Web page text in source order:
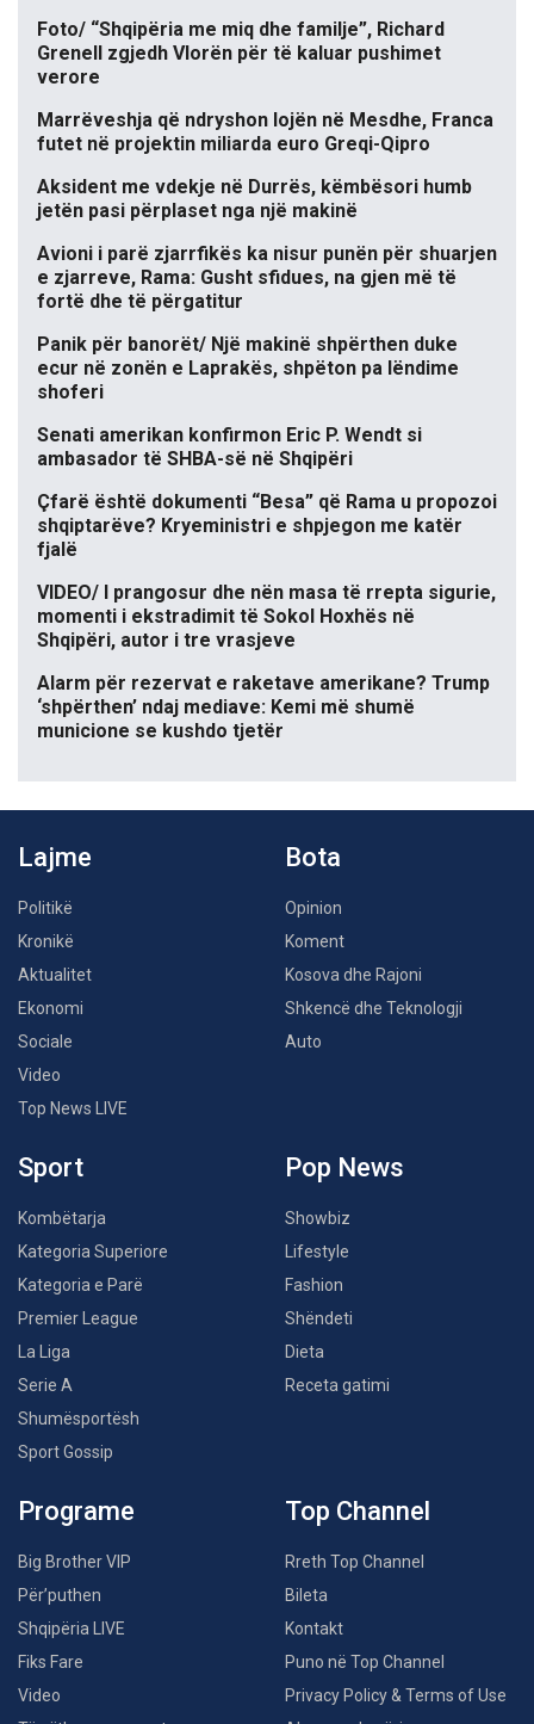
Foto/ “Shqipëria me miq dhe familje”, Richard
Grenell zgjedh Vlorën për të kaluar pushimet
verore
Marrëveshja që ndryshon lojën në Mesdhe, Franca
futet në projektin miliarda euro Greqi-Qipro
Aksident me vdekje në Durrës, këmbësori humb
jetën pasi përplaset nga një makinë
Avioni i parë zjarrfikës ka nisur punën për shuarjen
e zjarreve, Rama: Gusht sfidues, na gjen më të
fortë dhe të përgatitur
Panik për banorët/ Një makinë shpërthen duke
ecur në zonën e Laprakës, shpëton pa lëndime
shoferi
Senati amerikan konfirmon Eric P. Wendt si
ambasador të SHBA-së në Shqipëri
Çfarë është dokumenti “Besa” që Rama u propozoi
shqiptarëve? Kryeministri e shpjegon me katër
fjalë
VIDEO/ I prangosur dhe nën masa të rrepta sigurie,
momenti i ekstradimit të Sokol Hoxhës në
Shqipëri, autor i tre vrasjeve
Alarm për rezervat e raketave amerikane? Trump
‘shpërthen’ ndaj mediave: Kemi më shumë
municione se kushdo tjetër
Lajme
Politikë
Kronikë
Aktualitet
Ekonomi
Sociale
Video
Top News LIVE
Bota
Opinion
Koment
Kosova dhe Rajoni
Shkencë dhe Teknologji
Auto
Sport
Kombëtarja
Kategoria Superiore
Kategoria e Parë
Premier League
La Liga
Serie A
Shumësportësh
Sport Gossip
Pop News
Showbiz
Lifestyle
Fashion
Shëndeti
Dieta
Receta gatimi
Programe
Big Brother VIP
Për’puthen
Shqipëria LIVE
Fiks Fare
Video
Top Channel
Rreth Top Channel
Bileta
Kontakt
Puno në Top Channel
Privacy Policy & Terms of Use